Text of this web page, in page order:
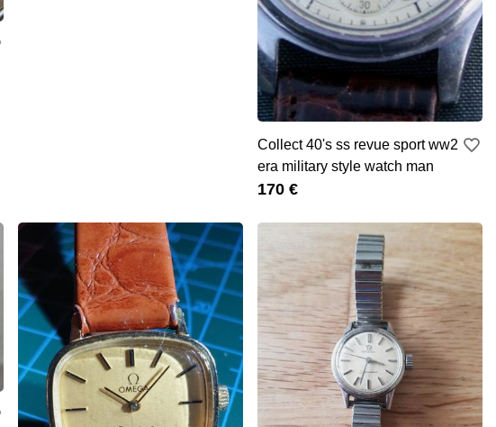
Collect 40's ss revue sport ww2
era military style watch man
170 €